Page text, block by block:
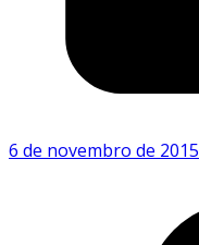
6 de novembro de 2015